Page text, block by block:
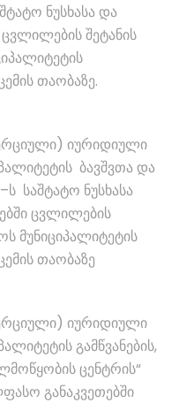
ნუსხასა და
შეტანის
თაობაზე.
იურიდიული
ბავშვთა და
საშტატო ნუსხასა
ცვლილების
მუნიციპალიტეტის
თაობაზე
იურიდიული
გამწვანების,
ცენტრის“
განაკვეთებში